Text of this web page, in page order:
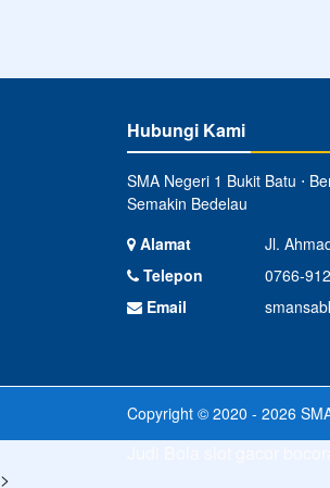
Hubungi Kami
SMA Negeri 1 Bukit Batu ⋅
Semakin Bedelau
Alamat
Jl.
Telepon
0766-
Email
Copyright © 2020 - 2026
>